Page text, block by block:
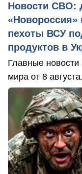
Новости СВО:
«Новороссия»
пехоты ВСУ
продуктов в
Главные
мира от 8 августа.